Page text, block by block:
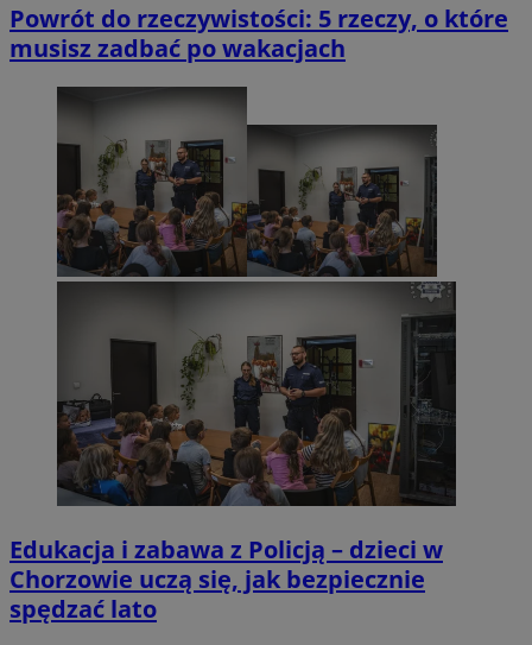
Powrót do rzeczywistości: 5 rzeczy, o które
musisz zadbać po wakacjach
Edukacja i zabawa z Policją – dzieci w
Chorzowie uczą się, jak bezpiecznie
spędzać lato